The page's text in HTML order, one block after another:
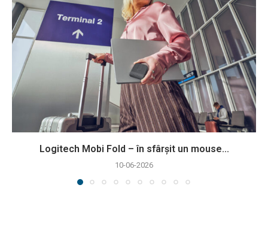
Logitech Mobi Fold – în sfârșit un mouse...
10-06-2026